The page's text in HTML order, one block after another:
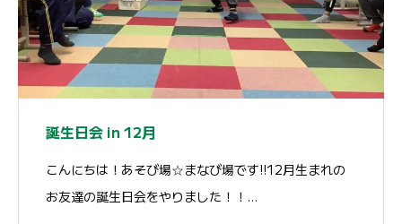
誕生日会 in 12月
こんにちは！あそび場☆まなび場です!!12月生まれの
お友達の誕生日会をやりました！！…